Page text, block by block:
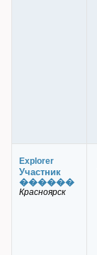
Explorer
Участник
������
Красноярск